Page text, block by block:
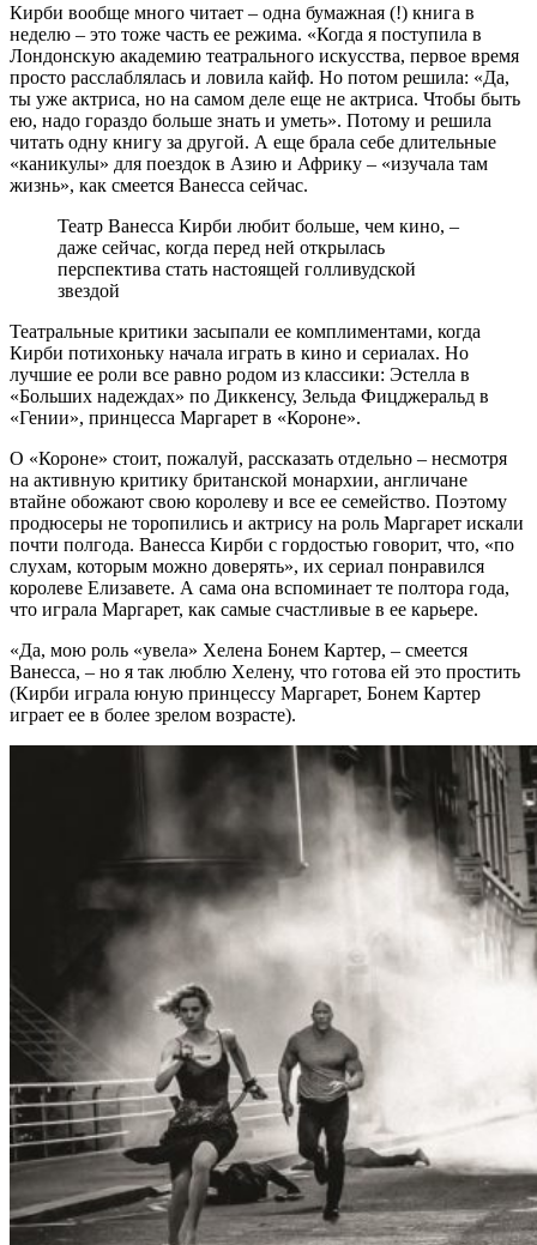
Кирби вообще много читает – одна бумажная (!) книга в
неделю – это тоже часть ее режима. «Когда я поступила в
Лондонскую академию театрального искусства, первое время
просто расслаблялась и ловила кайф. Но потом решила: «Да,
ты уже актриса, но на самом деле еще не актриса. Чтобы быть
ею, надо гораздо больше знать и уметь». Потому и решила
читать одну книгу за другой. А еще брала себе длительные
«каникулы» для поездок в Азию и Африку – «изучала там
жизнь», как смеется Ванесса сейчас.
Театр Ванесса Кирби любит больше, чем кино, –
даже сейчас, когда перед ней открылась
перспектива стать настоящей голливудской
звездой
Театральные критики засыпали ее комплиментами, когда
Кирби потихоньку начала играть в кино и сериалах. Но
лучшие ее роли все равно родом из классики: Эстелла в
«Больших надеждах» по Диккенсу, Зельда Фицджеральд в
«Гении», принцесса Маргарет в «Короне».
О «Короне» стоит, пожалуй, рассказать отдельно – несмотря
на активную критику британской монархии, англичане
втайне обожают свою королеву и все ее семейство. Поэтому
продюсеры не торопились и актрису на роль Маргарет искали
почти полгода. Ванесса Кирби с гордостью говорит, что, «по
слухам, которым можно доверять», их сериал понравился
королеве Елизавете. А сама она вспоминает те полтора года,
что играла Маргарет, как самые счастливые в ее карьере.
«Да, мою роль «увела» Хелена Бонем Картер, – смеется
Ванесса, – но я так люблю Хелену, что готова ей это простить
(Кирби играла юную принцессу Маргарет, Бонем Картер
играет ее в более зрелом возрасте).